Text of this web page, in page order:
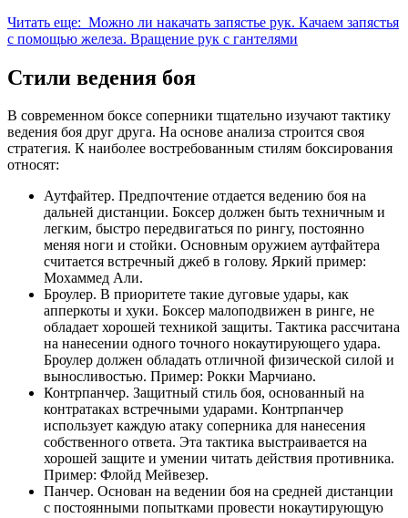
Читать еще: Можно ли накачать запястье рук. Качаем запястья
с помощью железа. Вращение рук с гантелями
Стили ведения боя
В современном боксе соперники тщательно изучают тактику
ведения боя друг друга. На основе анализа строится своя
стратегия. К наиболее востребованным стилям боксирования
относят:
Аутфайтер. Предпочтение отдается ведению боя на
дальней дистанции. Боксер должен быть техничным и
легким, быстро передвигаться по рингу, постоянно
меняя ноги и стойки. Основным оружием аутфайтера
считается встречный джеб в голову. Яркий пример:
Мохаммед Али.
Броулер. В приоритете такие дуговые удары, как
апперкоты и хуки. Боксер малоподвижен в ринге, не
обладает хорошей техникой защиты. Тактика рассчитана
на нанесении одного точного нокаутирующего удара.
Броулер должен обладать отличной физической силой и
выносливостью. Пример: Рокки Марчиано.
Контрпанчер. Защитный стиль боя, основанный на
контратаках встречными ударами. Контрпанчер
использует каждую атаку соперника для нанесения
собственного ответа. Эта тактика выстраивается на
хорошей защите и умении читать действия противника.
Пример: Флойд Мейвезер.
Панчер. Основан на ведении боя на средней дистанции
с постоянными попытками провести нокаутирующую